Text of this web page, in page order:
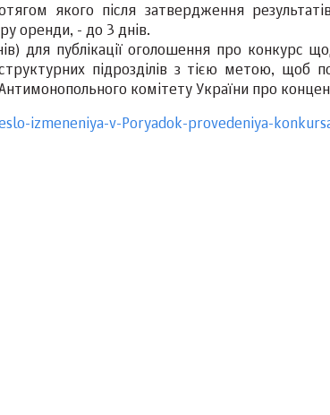
якого після затвердження
оренди, - до 3 днів.
для публікації оголошення про конкурс
підрозділів з тією метою, щоб
комітету України про
izmeneniya-v-Poryadok-provedeniya-